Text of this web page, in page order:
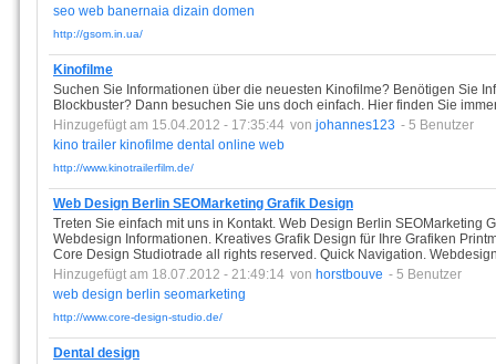
seo web banernaia dizain domen
http://gsom.in.ua/
Kinofilme
Suchen Sie Informationen über die neuesten Kinofilme? Benötigen Sie
Blockbuster? Dann besuchen Sie uns doch einfach. Hier finden Sie
Hinzugefügt am 15.04.2012 - 17:35:44 von johannes123 - 5 Benutzer
kino trailer kinofilme dental online web
http://www.kinotrailerfilm.de/
Web Design Berlin SEOMarketing Grafik Design
Treten Sie einfach mit uns in Kontakt. Web Design Berlin SEOMarketing
Webdesign Informationen. Kreatives Grafik Design für Ihre Grafiken
Core Design Studiotrade all rights reserved. Quick Navigation.
Hinzugefügt am 18.07.2012 - 21:49:14 von horstbouve - 5 Benutzer
web design berlin seomarketing
http://www.core-design-studio.de/
Dental design